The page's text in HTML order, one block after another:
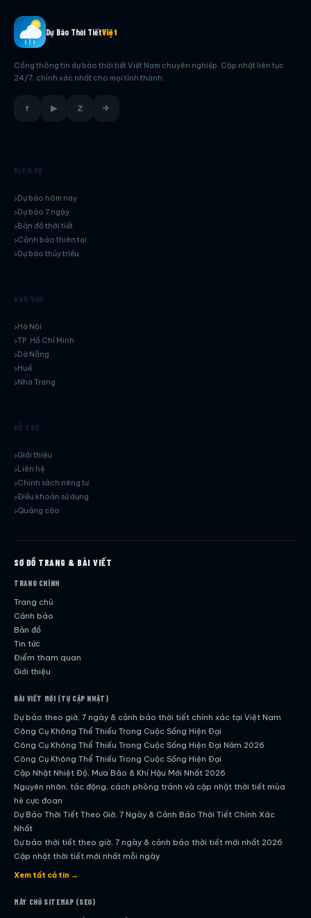
Dự Báo Thời TiếtViệt
Cổng thông tin dự báo thời tiết Việt Nam chuyên nghiệp. Cập nhật liên tục
24/7, chính xác nhất cho mọi tỉnh thành.
f ▶ Z ✈
DỊCH VỤ
Dự báo hôm nay
Dự báo 7 ngày
Bản đồ thời tiết
Cảnh báo thiên tai
Dự báo thủy triều
KHU VỰC
Hà Nội
TP. Hồ Chí Minh
Dà Nẵng
Huế
Nha Trang
HỖ TRỢ
Giới thiệu
Liên hệ
Chính sách riêng tư
Điều khoản sử dụng
Quảng cáo
SƠ ĐỒ TRANG & BÀI VIẾT
TRANG CHÍNH
Trang chủ
Cảnh báo
Bản đồ
Tin tức
Điểm tham quan
Giới thiệu
BÀI VIẾT MỚI (TỰ CẬP NHẬT)
Dự báo theo giờ, 7 ngày & cảnh báo thời tiết chính xác tại Việt Nam
Công Cụ Không Thể Thiếu Trong Cuộc Sống Hiện Đại
Công Cụ Không Thể Thiếu Trong Cuộc Sống Hiện Đại Năm 2026
Công Cụ Không Thể Thiếu Trong Cuộc Sống Hiện Đại
Cập Nhật Nhiệt Độ, Mưa Bão & Khí Hậu Mới Nhất 2026
Nguyên nhân, tác động, cách phòng tránh và cập nhật thời tiết mùa
hè cực đoan
Dự Báo Thời Tiết Theo Giờ, 7 Ngày & Cảnh Báo Thời Tiết Chính Xác
Nhất
Dự báo thời tiết theo giờ, 7 ngày & cảnh báo thời tiết mới nhất 2026
Cập nhật thời tiết mới nhất mỗi ngày
Hướng dẫn đầy đủ về dự báo thời tiết hiện đại
Dự Báo Thời Tiết Theo Giờ, 7 Ngày & Cảnh Báo Thời Tiết Chính Xác
Xem tất cả tin →
MÁY CHỦ SITEMAP (SEO)